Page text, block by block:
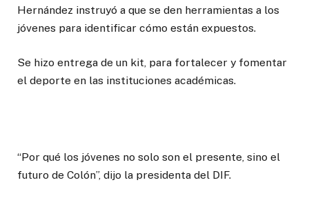
Hernández instruyó a que se den herramientas a los
jóvenes para identificar cómo están expuestos.
Se hizo entrega de un kit, para fortalecer y fomentar
el deporte en las instituciones académicas.
“Por qué los jóvenes no solo son el presente, sino el
futuro de Colón”, dijo la presidenta del DIF.